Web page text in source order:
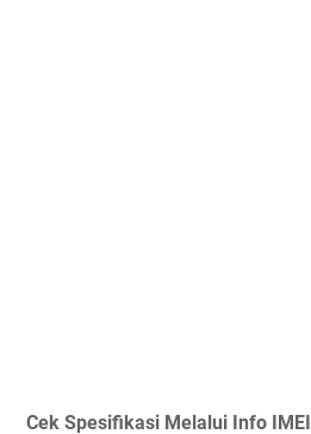
Cek Spesifikasi Melalui Info IMEI